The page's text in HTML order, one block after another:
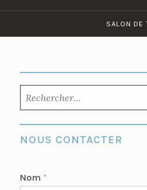
SALON DE
NOUS CONTACTER
Nom *